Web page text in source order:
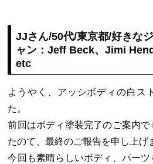
JJさん/50代/東京都/好きな
ャン：Jeff Beck、Jimi
etc
ようやく、アッシボディの白ス
た。
前回はボディ塗装完了のご案内
たのて、最終のご報告を申し上げ
今回も素晴らしいボディ、パー